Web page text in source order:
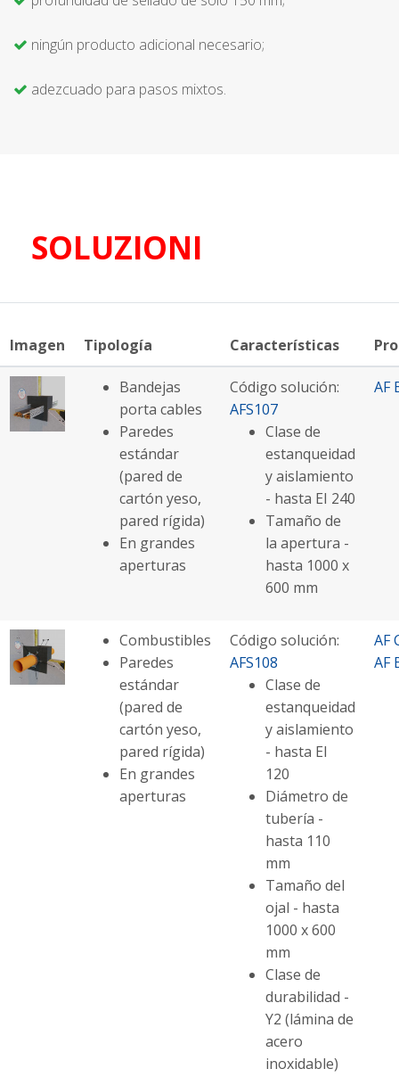
ningún producto adicional necesario;
adezcuado para pasos mixtos.
SOLUZIONI
Imagen Tipología Características
Bandejas
porta cables
Paredes
estándar
(pared de
cartón yeso,
pared rígida)
En grandes
aperturas
Código solución:
AFS107
Clase de
estanqueidad
y aislamiento
- hasta EI 240
Tamaño de
la apertura -
hasta 1000 x
600 mm
AF
Combustibles
Paredes
estándar
(pared de
cartón yeso,
pared rígida)
En grandes
aperturas
Código solución:
AFS108
Clase de
estanqueidad
y aislamiento
- hasta EI
120
Diámetro de
tubería -
hasta 110
mm
Tamaño del
ojal - hasta
1000 x 600
mm
Clase de
durabilidad -
Y2 (lámina de
acero
inoxidable)
AF
AF